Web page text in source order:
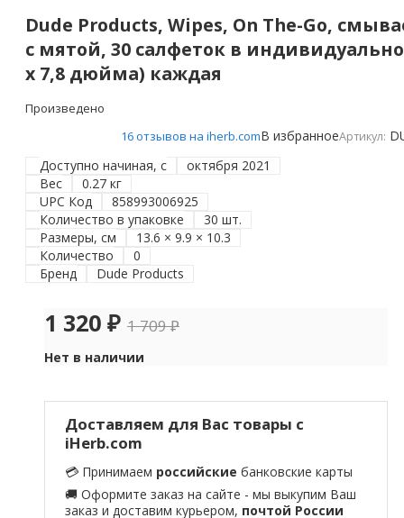
Dude Products, Wipes, On The-Go,
с мятой, 30 салфеток в
x 7,8 дюйма) каждая
Произведено
16 отзывов на iherb.comВ избранноеАртикул:
Доступно начиная, с
октября 2021
Вес
0.27 кг
UPC Код
858993006925
Количество в упаковке
30 шт.
Размеры, см
13.6 × 9.9 × 10.3
Количество
0
Бренд
Dude Products
1 320 ₽ 1 709₽
Нет в наличии
Доставляем для Вас товары с
iHerb.com
💳 Принимаем российские банковские карты
🚚 Оформите заказ на сайте - мы выкупим Ваш
заказ и доставим курьером, почтой России